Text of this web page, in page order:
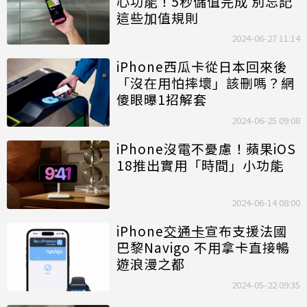
這些加值規則
2024-06-27 11:14
iPhone西瓜卡從日本回來後
「沒在用怕摔壞」該刪嗎？網
傻眼曝1招解套
2024-06-25 09:08
iPhone沒電不憂慮！蘋果iOS
18推出實用「時間」小功能
2024-06-14 08:00
iPhone交通卡宣布支援法國
巴黎Navigo 不用拿卡直接暢
遊浪漫之都
2024-05-22 09:35